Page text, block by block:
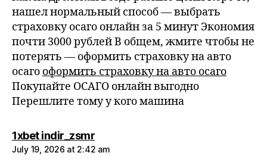
нашел нормальный способ — выбрать
страховку осаго онлайн за 5 минут Экономия
почти 3000 рублей В общем, жмите чтобы не
потерять — оформить страховку на авто
осаго оформить страховку на авто осаго
Покупайте ОСАГО онлайн выгодно
Перешлите тому у кого машина
1xbet indir_zsmrsays:
July 19, 2026 at 2:42 am